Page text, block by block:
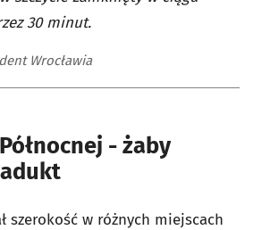
30 minut.
Wrocławia
- żaby
szerokość w różnych miejscach